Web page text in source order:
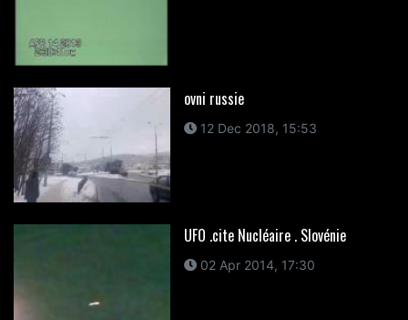
ovni russie
12 Dec 2018, 15:53
UFO .cite Nucléaire . Slovénie
02 Apr 2014, 17:30